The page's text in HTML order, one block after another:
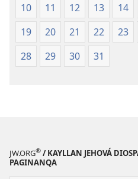
10
11 12 13 14
19
20 21 22 23
28
29 30 31
JW.ORG® / KAYLLAN JEHOVÁ
PAGINANQA